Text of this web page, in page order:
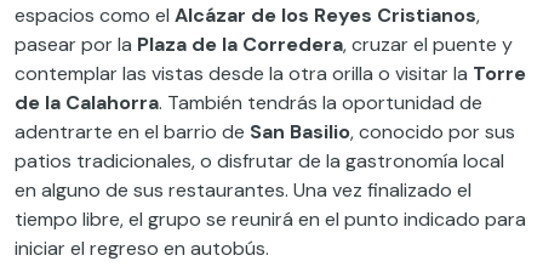
espacios como el Alcázar de los Reyes Cristianos,
pasear por la Plaza de la Corredera, cruzar el puente y
contemplar las vistas desde la otra orilla o visitar la Torre
de la Calahorra. También tendrás la oportunidad de
adentrarte en el barrio de San Basilio, conocido por sus
patios tradicionales, o disfrutar de la gastronomía local
en alguno de sus restaurantes. Una vez finalizado el
tiempo libre, el grupo se reunirá en el punto indicado para
iniciar el regreso en autobús.